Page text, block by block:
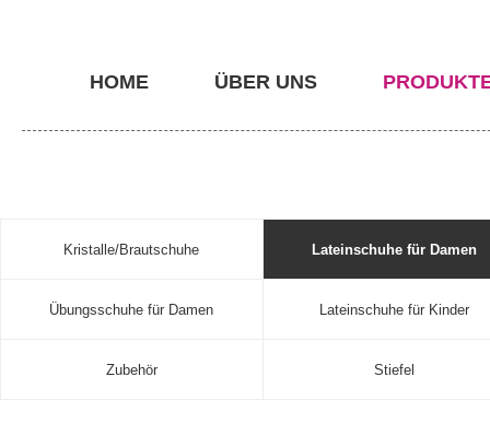
HOME ÜBER UNS
Kristalle/Brautschuhe Lateinschuhe für Damen
Übungsschuhe für Damen Lateinschuhe für Kinder
Zubehör Stiefel